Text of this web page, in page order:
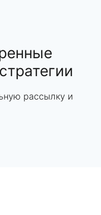
рассылку и